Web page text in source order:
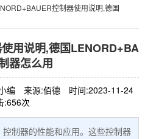
控制器使用说明,德国
用说明,德国LENORD+BA
器怎么用
编 来源:佰德
时间:2023-11-24
:656次
制器的性能和应用。这些控制器